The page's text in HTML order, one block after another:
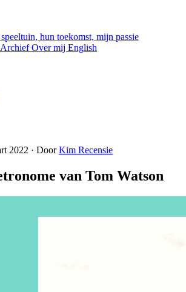
hun toekomst, mijn passie
ArchiefOver mij English
2022 · DoorKim Recensie
van Tom Watson